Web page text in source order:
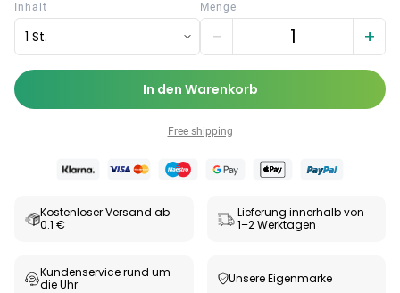
Inhalt
1 St.
Menge
− +
In den Warenkorb
Free shipping
Kostenloser Versand ab
0.1 €
Lieferung innerhalb von
1–2 Werktagen
Kundenservice rund um
die Uhr
Unsere Eigenmarke